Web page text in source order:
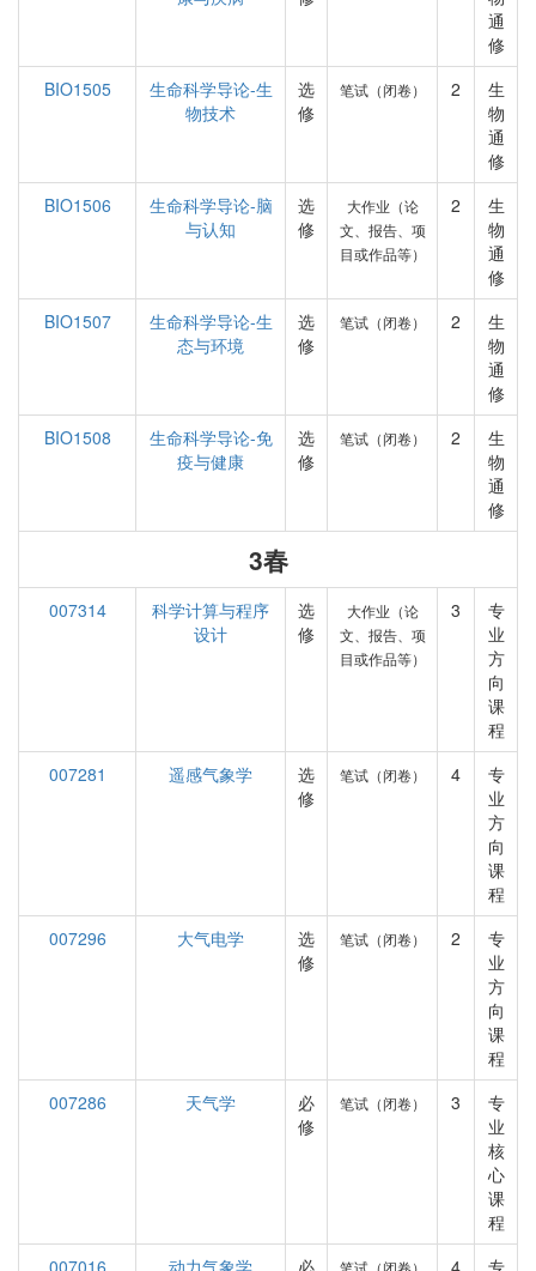
通
修
BIO1505
生命科学导论-生
物技术
选
修
笔试（闭卷） 2
生
物
通
修
BIO1506
生命科学导论-脑
与认知
选
修
大作业（论
文、报告、项
目或作品等）
2
生
物
通
修
BIO1507
生命科学导论-生
态与环境
选
修
笔试（闭卷） 2
生
物
通
修
BIO1508
生命科学导论-免
疫与健康
选
修
笔试（闭卷） 2
生
物
通
修
3春
007314
科学计算与程序
设计
选
修
大作业（论
文、报告、项
目或作品等）
3
专
业
方
向
课
程
007281
遥感气象学
选
修
笔试（闭卷） 4
专
业
方
向
课
程
007296
大气电学
选
修
笔试（闭卷） 2
专
业
方
向
课
程
007286
天气学
必
修
笔试（闭卷） 3
专
业
核
心
课
程
007016
动力气象学
必
笔试（闭卷） 4
专